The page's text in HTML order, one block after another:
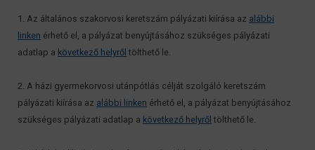
1. Az általános szakorvosi keretszám pályázati kiírása az alábbi
linken érhető el, a pályázat benyújtásához szükséges pályázati
adatlap a következő helyről tölthető le.
2. A házi gyermekorvosi utánpótlás célját szolgáló keretszám
pályázati kiírása az alábbi linken érhető el, a pályázat benyújtásához
szükséges pályázati adatlap a következő helyről tölthető le.